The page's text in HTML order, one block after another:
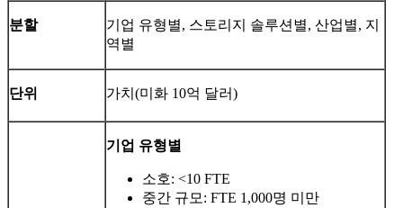
분할
기업 유형별, 스토리지 솔루션별, 산업별, 지
역별
단위 가치(미화 10억 달러)
기업 유형별
소호: <10 FTE
중간 규모: FTE 1,000명 미만